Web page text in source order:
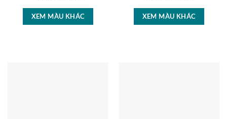
XEM MÀU KHÁC XEM MÀU KHÁC